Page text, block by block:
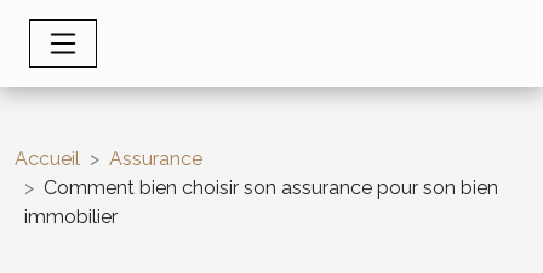
Accueil
Assurance
Comment bien choisir son assurance pour son bien
immobilier